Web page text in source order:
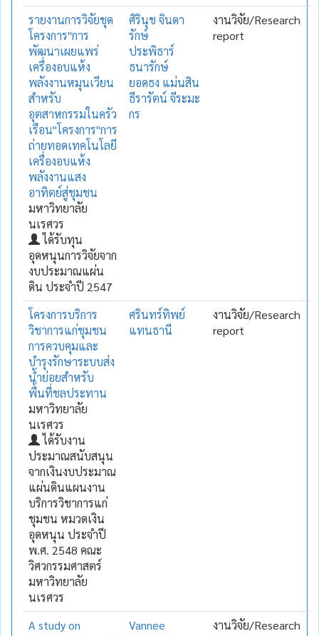
รายงานการวิจัยชุด
โครงการ"การ
พัฒนาเผยแพร่
เครื่องอบแห้ง
พลังงานหมุนเวียน
สำหรับ
อุตสาหกรรมในครัว
เรือน"โครงการ"การ
ถ่ายทอดเทคโนโลยี
เครื่องอบแห้ง
พลังงานแสง
อาทิตย์สู่ชุมชน
มหาวิทยาลัย
นเรศวร
ได้รับทุน
อุดหนุนการวิจัยจาก
งบประมาณแผ่น
ดิน ประจำปี 2547
ศิรินุช จินดา
รักษ์
ประพิธาร์
ธนารักษ์
ยอดธง แม่นสิน
ธีรารัตน์ จีระมะ
กร
งานวิจัย/Research
report
โครงการบริการ
วิชาการแก่ชุมชน
การควบคุมและ
บำรุงรักษาระบบส่ง
น้ำย่อยสำหรับ
พื้นที่ชลประทาน
มหาวิทยาลัย
นเรศวร
ได้รับงาน
ประมาณสนับสนุน
จากเงินงบประมาณ
แผ่นดินแผนงาน
บริการวิชาการแก่
ชุมชน หมวดเงิน
อุดหนุน ประจำปี
พ.ศ. 2548 คณะ
วิศวกรรมศาสตร์
มหาวิทยาลัย
นเรศวร
ศรินทร์ทิพย์
แทนธานี
งานวิจัย/Research
report
A study on
Vannee
งานวิจัย/Research